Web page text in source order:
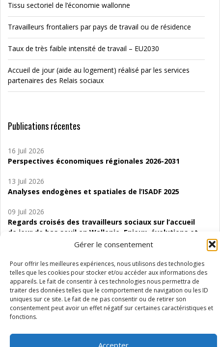
Gérer le consentement
Pour offrir les meilleures expériences, nous utilisons des technologies
telles que les cookies pour stocker et/ou accéder aux informations des
appareils. Le fait de consentir à ces technologies nous permettra de
traiter des données telles que le comportement de navigation ou les ID
uniques sur ce site. Le fait de ne pas consentir ou de retirer son
consentement peut avoir un effet négatif sur certaines caractéristiques et
fonctions.
Accepter
Tissu sectoriel de l’économie wallonne
Travailleurs frontaliers par pays de travail ou de résidence
Taux de très faible intensité de travail – EU2030
Accueil de jour (aide au logement) réalisé par les services
partenaires des Relais sociaux
Publications récentes
16 Juil 2026
Perspectives économiques régionales 2026-2031
13 Juil 2026
Analyses endogènes et spatiales de l’ISADF 2025
09 Juil 2026
Regards croisés des travailleurs sociaux sur l’accueil
de jour de bas seuil en Wallonie. Enjeux, évolutions et
06 Juil 2026
Étude d’évaluabilité des Structures
d’accompagnement à l’autocréation d’emploi (SAACE)
01 Juil 2026
Pénurie du personnel infirmier :quels indicateurs
Wallonie ?